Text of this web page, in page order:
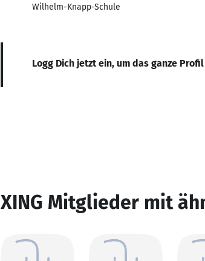
Wilhelm-Knapp-Schule
Logg Dich jetzt ein, um das ganze
XING Mitglieder mit